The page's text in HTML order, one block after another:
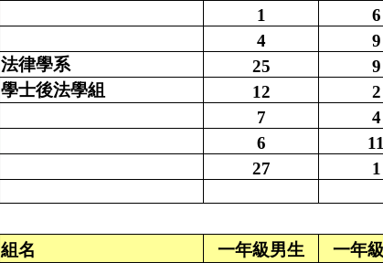
1 6
4 9
法律學系 25 9
學士後法學組
12 2
7 4
6 11
27 1
組名 一年級男生 一年